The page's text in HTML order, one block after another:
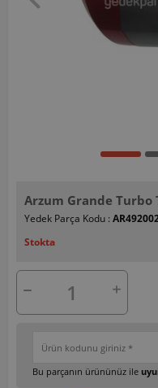
Arzum Grande Turbo
Yedek Parça Kodu :
Stokta
Bu parçanın ürününüz ile